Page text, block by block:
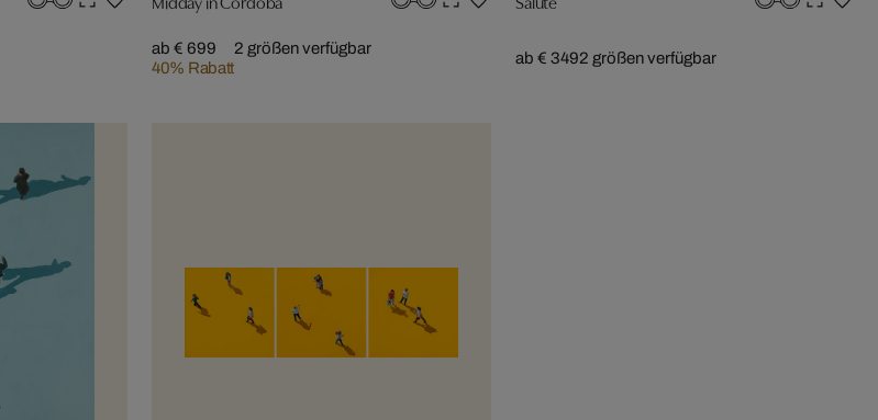
ab € 699
40% Rabatt
2 größen verfügbar
ab € 3492 größen verfügbar